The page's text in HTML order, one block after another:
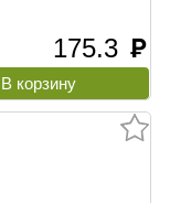
175.3 руб